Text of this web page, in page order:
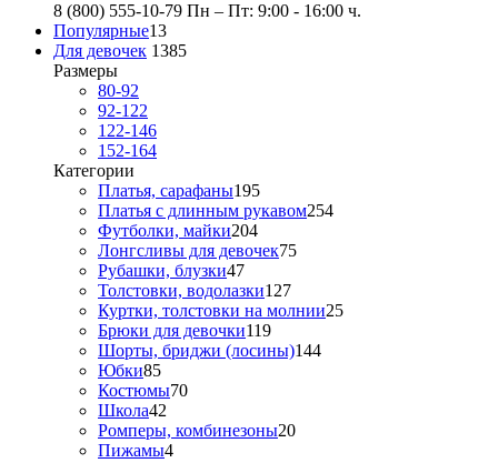
8 (800) 555-10-79 Пн – Пт: 9:00 - 16:00 ч.
Популярные13
Для девочек 1385
Размеры
80-92
92-122
122-146
152-164
Категории
Платья, сарафаны195
Платья с длинным рукавом254
Футболки, майки204
Лонгсливы для девочек75
Рубашки, блузки47
Толстовки, водолазки127
Куртки, толстовки на молнии25
Брюки для девочки119
Шорты, бриджи (лосины)144
Юбки85
Костюмы70
Школа42
Ромперы, комбинезоны20
Пижамы4